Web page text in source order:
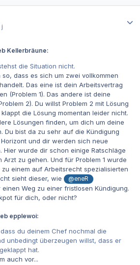
j
Kellerbräune:
die Situation nicht.
dass es sich um zwei vollkommen
Das eine ist dein Arbeitsvertrag
(Problem 1). Das andere ist deine
2). Du willst Problem 2 mit Lösung
die Lösung momentan leider nicht.
Lösungen finden, um dich um deine
Du bist da zu sehr auf die Kündigung
und dir werden sich neue
Hier wurde dir schon einige Ratschläge
Arzt zu gehen. Und für Problem 1 wurde
einem auf Arbeitsrecht spezialisierten
sieht dieser, wie
@eneR
Weg zu einer fristlosen Kündigung.
für dich, oder nicht?
epplewoi:
du deinem Chef nochmal die
unbedingt überzeugen willst, dass er
hat.
auch vor...